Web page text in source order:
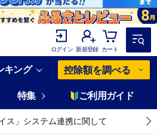
ログイン 新規登録 カート
キング 控除額を調べる
特集 ご利用ガイド
ス」システム連携に関して